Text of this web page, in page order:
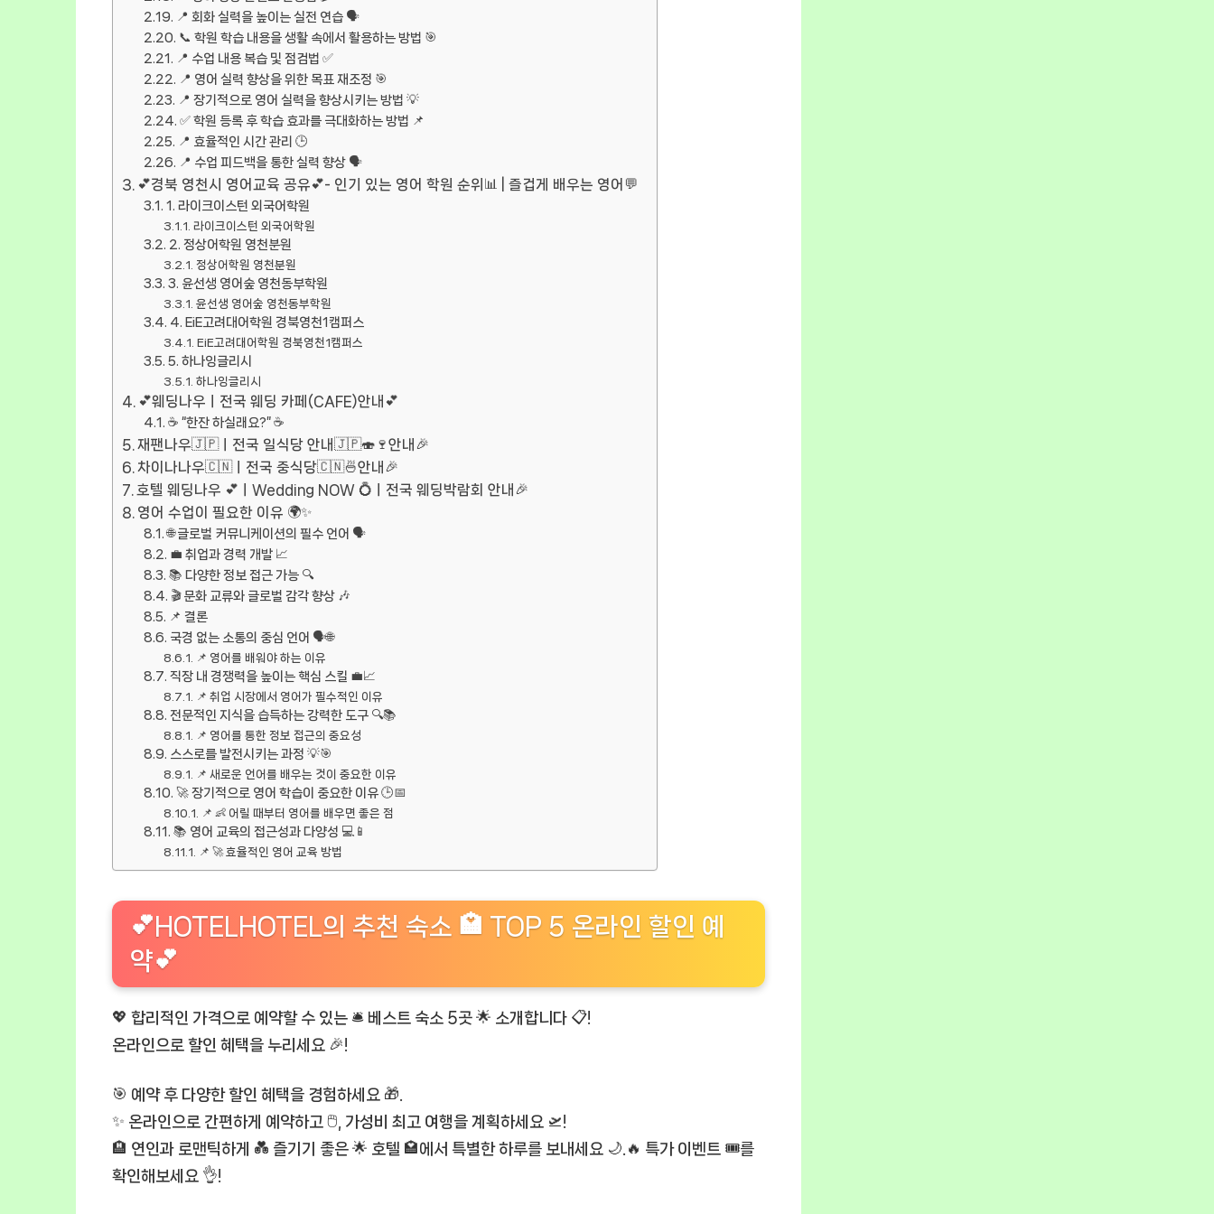
📍 회화 실력을 높이는 실전 연습 🗣️
📞 학원 학습 내용을 생활 속에서 활용하는 방법 🎯
📍 수업 내용 복습 및 점검법 ✅
📍 영어 실력 향상을 위한 목표 재조정 🎯
📍 장기적으로 영어 실력을 향상시키는 방법 💡
✅ 학원 등록 후 학습 효과를 극대화하는 방법 📌
📍 효율적인 시간 관리 🕒
📍 수업 피드백을 통한 실력 향상 🗣️
💕경북 영천시 영어교육 공유💕- 인기 있는 영어 학원 순위📊 | 즐겁게 배우는 영어💬
1. 라이크이스턴 외국어학원
라이크이스턴 외국어학원
2. 정상어학원 영천분원
정상어학원 영천분원
3. 윤선생 영어숲 영천동부학원
윤선생 영어숲 영천동부학원
4. EiE고려대어학원 경북영천1캠퍼스
EiE고려대어학원 경북영천1캠퍼스
5. 하나잉글리시
하나잉글리시
💕웨딩나우ㅣ전국 웨딩 카페(CAFE)안내💕
☕ “한잔 하실래요?” ☕
재팬나우🇯🇵ㅣ전국 일식당 안내🇯🇵🍣🍷안내🎉
차이나나우🇨🇳ㅣ전국 중식당🇨🇳🍜안내🎉
호텔 웨딩나우 💕ㅣWedding NOW 💍ㅣ전국 웨딩박람회 안내🎉
영어 수업이 필요한 이유 🌍✨
🌐 글로벌 커뮤니케이션의 필수 언어 🗣️
💼 취업과 경력 개발 📈
📚 다양한 정보 접근 가능 🔍
🎬 문화 교류와 글로벌 감각 향상 🎶
📌 결론
국경 없는 소통의 중심 언어 🗣️🌐
📌 영어를 배워야 하는 이유
직장 내 경쟁력을 높이는 핵심 스킬 💼📈
📌 취업 시장에서 영어가 필수적인 이유
전문적인 지식을 습득하는 강력한 도구 🔍📚
📌 영어를 통한 정보 접근의 중요성
스스로를 발전시키는 과정 💡🎯
📌 새로운 언어를 배우는 것이 중요한 이유
🚀 장기적으로 영어 학습이 중요한 이유 🕒📅
📌 👶 어릴 때부터 영어를 배우면 좋은 점
📚 영어 교육의 접근성과 다양성 💻📱
📌 🚀 효율적인 영어 교육 방법
💕HOTELHOTEL의 추천 숙소 🏩 TOP 5 온라인 할인 예
약💕
💖 합리적인 가격으로 예약할 수 있는 🛎️ 베스트 숙소 5곳 🌟 소개합니다 📋!
온라인으로 할인 혜택을 누리세요 🎉!
🎯 예약 후 다양한 할인 혜택을 경험하세요 🎁.
✨ 온라인으로 간편하게 예약하고 🖱️, 가성비 최고 여행을 계획하세요 🛫!
🏨 연인과 로맨틱하게 💑 즐기기 좋은 🌟 호텔 🏩에서 특별한 하루를 보내세요 🌙.🔥 특가 이벤트 🎟️를
확인해보세요 👌!